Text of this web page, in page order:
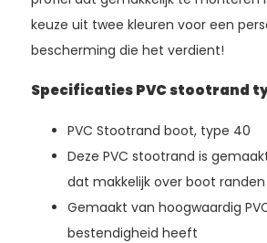
keuze uit twee kleuren voor een
bescherming die het verdient!
Specificaties PVC stootrand
PVC Stootrand boot, type 40
Deze PVC stootrand is
dat makkelijk over boot
Gemaakt van hoogwaardig
bestendigheid heeft